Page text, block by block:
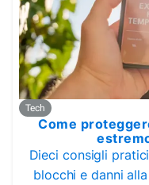
Tech
Come
Dieci consigli
blocchi e danni